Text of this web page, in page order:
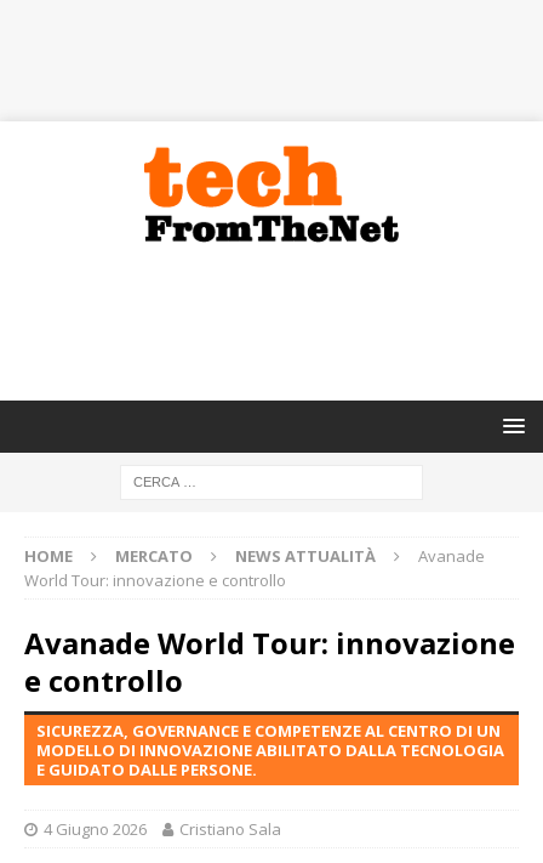
HOME MERCATO NEWS ATTUALITÀ
Avanade
World Tour: innovazione e controllo
Avanade World Tour: innovazione
e controllo
SICUREZZA, GOVERNANCE E COMPETENZE AL CENTRO DI UN
MODELLO DI INNOVAZIONE ABILITATO DALLA TECNOLOGIA
E GUIDATO DALLE PERSONE.
4 Giugno 2026 Cristiano Sala